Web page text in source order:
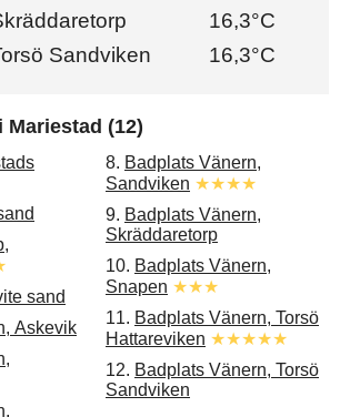
16,3°C
Sandviken
16,3°C
(12)
sand
Askevik
8. Badplats Vänern,
Sandviken ★★★★
9. Badplats Vänern,
Skräddaretorp
10. Badplats Vänern,
Snapen ★★★
11. Badplats Vänern, Torsö
Hattareviken ★★★★★
12. Badplats Vänern, Torsö
Sandviken